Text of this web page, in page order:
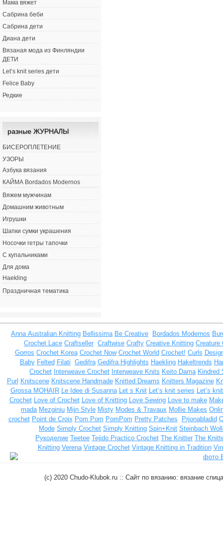
Мама вяжет
Сабрина беби
Сабрина дети
Диана дети
Вязаная мода из Финляндии
ДЕТИ
Let’s knit series дети
Felice Baby
Редкие
разные ЖУРНАЛЫ
БИСЕРОПЛЕТЕНИЕ
УЗОРЫ
Азбука вязания
КАЙМА Bordados Modernos
Вяжем мужчинам
Домашним животным
Игрушки
Шапки сумки украшения
Носочки гетры тапочки
С купальниками
Для дома
Haekling
Праздничная тематика
Anna Australian Knitting Bellissima Be Creative Bordados Modernos
Crochet Lace Craftseller Craftwise Crafty Creative Knitting Creature
Gorros Crochet Korea Crochet Now Crochet World Crochet! Curls
Baby Felted Filati Gedifra Gedifra Highlights Haekling Hakeltrends
Crochet Interweave Crochet Interweave Knits Keito Dama Kindred
Purl Knitscene Knitscene Handmade Knitted Dreams Knitters Magazine
Grossa MOHAIR Le Idee di Susanna Let s Knit Let’s knit series Let’s
Crochet Love of Crochet Love of Knitting Love Sewing Love to make
mada Mezginiu Mijn Style Misty Modes & Travaux Mollie Makes
crochet Point de Croix Pom Pom PomPom Pretty Patches Prjonabladid
Mode Simply Crochet Simply Knitting Spin+Knit Steinbach
Рукоделие Teetee Tejido Practico Crochet The Knitter The
Knitting Verena Vintage Crochet Vintage Knitting in Tradition
(c) 2020 Chudo-Klubok.ru :: Сайт по вязанию: вязание